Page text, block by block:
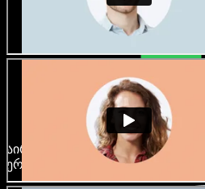
ბევრი ქალი და
ნებისმიერი
აირჩიე ასობით AI ხმა და
ერთმანეთს არ ჰგავდეს და